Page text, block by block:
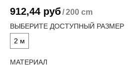
912,44 руб/200 cm
ВЫБЕРИТЕ ДОСТУПНЫЙ РАЗМЕР
2 м
МАТЕРИАЛ